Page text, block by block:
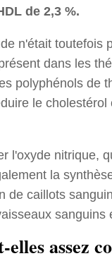
de 2,3 %.
n'était toutefois
dans les
polyphénols de
le
l'oxyde nitrique,
la
de caillots
sanguins
assez